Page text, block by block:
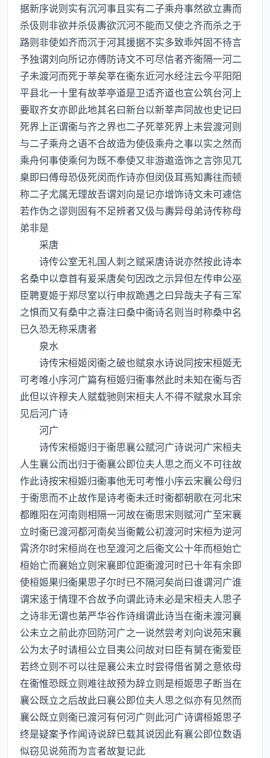
据新序说则实有沉河事且实有二子乘舟事然欲立夀而
杀伋则非欲并杀伋夀欲沉河不能而又使之齐而杀之于
路则非使如齐而沉于河其援据不实多致乖舛固不待言
予独谓刘向所记亦傅防诗文不可尽信者齐衞隔一河二
子未渡河而死于莘矣莘在衞东近河水经注云今平阳阳
平县北一十里有故莘亭道是卫适齐道也宣公筑台河上
要取齐女亦即此地其名曰新台以新莘声同故也史记曰
死界上正谓衞与齐之界也二子死莘死界上未尝渡河则
与二子乘舟之语不合故造为使伋乘舟之事以实之然而
乘舟何事使乘何为既不奉使又非游遨造饰之言弥见兀
臬即曰傅母恐伋死闵而作诗亦但闵伋耳焉知夀往而顿
称二子尤属无理故吾谓刘向是记亦增饰诗文未可遽信
若作伪之谬则固有不足辨者又伋与夀异母弟诗传称母
弟非是
采唐
诗传公室无礼国人刺之赋采唐诗说亦然按此诗本
名桑中以章首有爰采唐矣句因改之示异但左传申公巫
臣聘夏姬于郑尽室以行申叔跪遇之曰异哉夫子有三军
之惧而又有桑中之喜注曰桑中衞诗名则当时称桑中名
已久恐无称采唐者
泉水
诗传宋桓姬闵衞之破也赋泉水诗说同按宋桓姬无
可考唯小序河广篇有桓姬归衞事然此时未知在衞与否
此但以许穆夫人赋载驰则宋桓夫人不得不赋泉水耳余
见后河广诗
河广
诗传宋桓姬归于衞思襄公赋河广诗说河广宋桓夫
人生襄公而出归于衞襄公即位夫人思之而义不可往故
作此诗按宋桓姬归衞事他无可考惟小序云宋襄公母归
于衞思而不止故作是诗考衞未迁时衞都朝歌在河北宋
都睢阳在河南则相隔一河故在衞思宋则赋河广至宋襄
立时衞已渡河都河南矣当衞戴公初渡河时宋桓为逆河
霄济尔时宋桓尚在也至渡河之后衞文公十年而桓始亡
桓始亡而襄始立则宋襄即位距衞渡河时已十年有余即
使桓姬果归衞果思子尔时已不隔河矣尚曰谁谓河广谁
谓宋逺于情理不合故予向谓此诗未必是宋桓夫人思子
之诗非无谓也苐严华谷作诗缉谓此诗当在衞未渡河襄
公未立之前此亦回防河广之一说然尝考刘向说苑宋襄
公为太子时请桓公立目夷公问故对曰臣有舅在衞爱臣
若终立则不可以往是襄公未立时尝得借省舅之意依母
在衞惟恐既立则难往故预为辞立则是桓姬思子断当在
襄公既立之后故此曰襄公即位夫人思之似亦有见然而
襄公既立则衞已渡河有何河广则此河广诗谓桓姬思子
终是疑案予作闻诗说辞已载其说因此有襄公即位数语
似窃见说苑而为言者故复记此